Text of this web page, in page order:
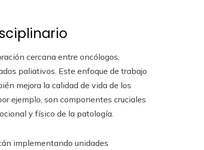
cercana entre oncólogos,
paliativos. Este enfoque de trabajo
mejora la calidad de vida de los
ejemplo, son componentes cruciales
y físico de la patología.
implementando unidades